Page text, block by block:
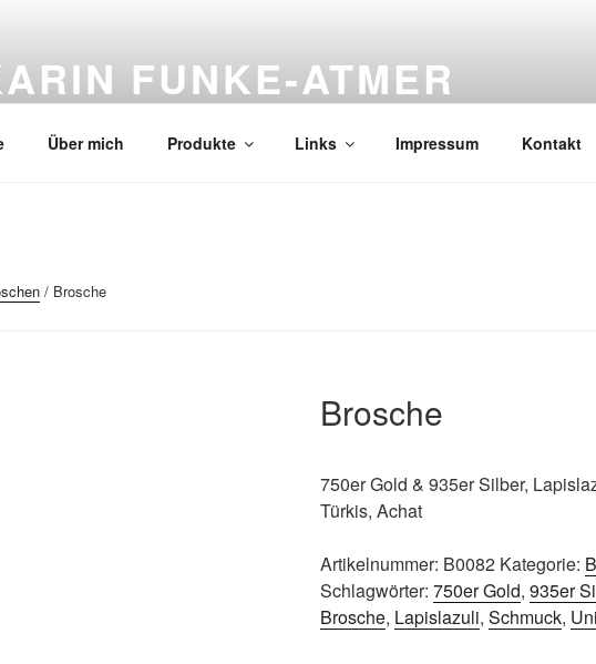
FUNKE-ATMER
Über mich Produkte Links Impressum Kontakt
/ Brosche
Brosche
750er Gold & 935er Silber,
Türkis, Achat
Artikelnummer: B0082 Kategorie:
Schlagwörter: 750er Gold, 935er
Brosche, Lapislazuli, Schmuck,